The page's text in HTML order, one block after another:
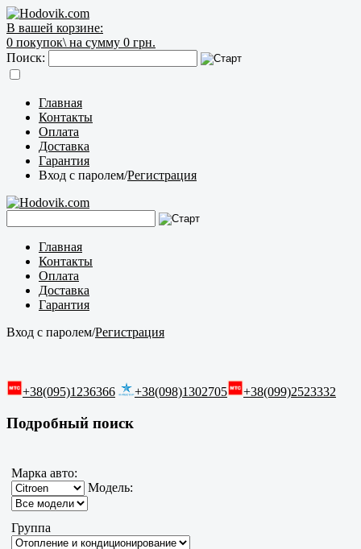
В вашей корзине:
0 покупок\ на сумму 0 грн.
Поиск:
Главная
Контакты
Оплата
Доставка
Гарантия
Вход с паролем/Регистрация
Главная
Контакты
Оплата
Доставка
Гарантия
Вход с паролем/Регистрация
+38(095)1236366 +38(098)1302705 +38(099)2523332
Подробный поиск
Марка авто:
Модель:
Группа